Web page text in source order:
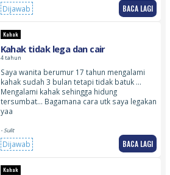
Dijawab BACA LAGI
Kahak
Kahak tidak lega dan cair
4 tahun
Saya wanita berumur 17 tahun mengalami
kahak sudah 3 bulan tetapi tidak batuk …
Mengalami kahak sehingga hidung
tersumbat… Bagamana cara utk saya legakan
yaa
- Sulit
Dijawab BACA LAGI
Kahak